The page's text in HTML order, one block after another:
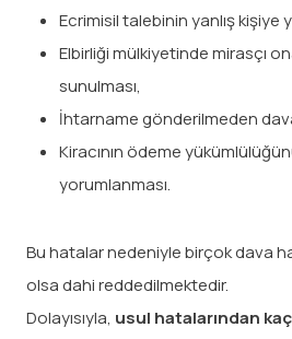
Ecrimisil talebinin yanlış kişiye
Elbirliği mülkiyetinde mirasçı
sunulması,
İhtarname gönderilmeden
Kiracının ödeme
yorumlanması.
Bu hatalar nedeniyle birçok dava
olsa dahi reddedilmektedir.
Dolayısıyla, usul hatalarından